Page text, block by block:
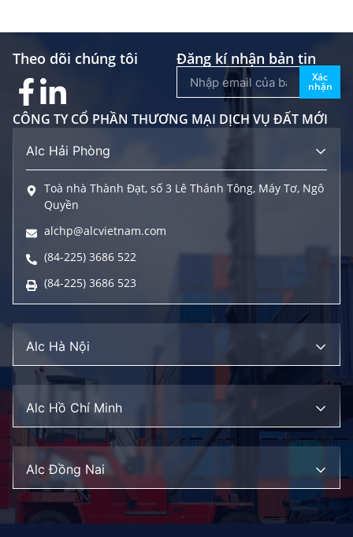
Theo dõi chúng tôi Đăng kí nhận bản tin
Xác
nhận
CÔNG TY CỔ PHẦN THƯƠNG MẠI DỊCH VỤ ĐẤT MỚI
Alc Hải Phòng
Toà nhà Thành Đạt, số 3 Lê Thánh Tông, Máy Tơ, Ngô
Quyền
alchp@alcvietnam.com
(84-225) 3686 522
(84-225) 3686 523
Alc Hà Nội
Alc Hồ Chí Minh
Alc Đồng Nai